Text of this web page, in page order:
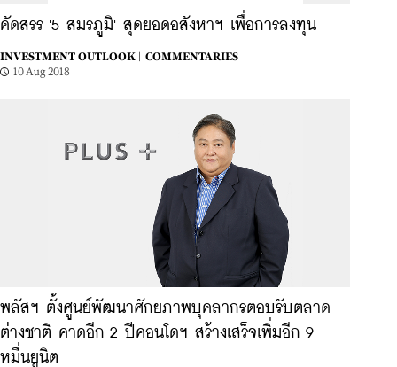
คัดสรร '5 สมรภูมิ' สุดยอดอสังหาฯ เพื่อการลงทุน
INVESTMENT OUTLOOK |
COMMENTARIES
10 Aug 2018
พลัสฯ ตั้งศูนย์พัฒนาศักยภาพบุคลากรตอบรับตลาด
ต่างชาติ คาดอีก 2 ปีคอนโดฯ สร้างเสร็จเพิ่มอีก 9
หมื่นยูนิต